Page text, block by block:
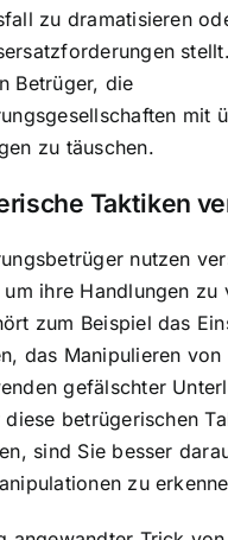
zu dramatisieren
Betrüger, die
mit
zu täuschen.
Taktiken
nutzen
ihre Handlungen zu
zum Beispiel das
das Manipulieren
gefälschter
diese betrügerischen
sind Sie besser
zu